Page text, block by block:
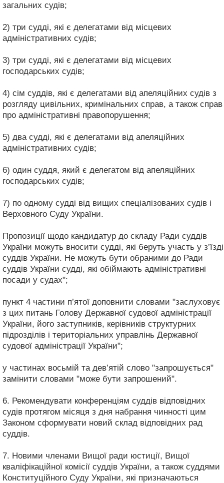
загальних судів;
2) три судді, які є делегатами від місцевих
адміністративних судів;
3) три судді, які є делегатами від місцевих
господарських судів;
4) сім суддів, які є делегатами від апеляційних судів з
розгляду цивільних, кримінальних справ, а також справ
про адміністративні правопорушення;
5) два судді, які є делегатами від апеляційних
адміністративних судів;
6) один суддя, який є делегатом від апеляційних
господарських судів;
7) по одному судді від вищих спеціалізованих судів і
Верховного Суду України.
Пропозиції щодо кандидатур до складу Ради суддів
України можуть вносити судді, які беруть участь у з’їзді
суддів України. Не можуть бути обраними до Ради
суддів України судді, які обіймають адміністративні
посади у судах";
пункт 4 частини п’ятої доповнити словами "заслуховує
з цих питань Голову Державної судової адміністрації
України, його заступників, керівників структурних
підрозділів і територіальних управлінь Державної
судової адміністрації України";
у частинах восьмій та дев’ятій слово "запрошується"
замінити словами "може бути запрошений".
6. Рекомендувати конференціям суддів відповідних
судів протягом місяця з дня набрання чинності цим
Законом сформувати новий склад відповідних рад
суддів.
7. Новими членами Вищої ради юстиції, Вищої
кваліфікаційної комісії суддів України, а також суддями
Конституційного Суду України, які призначаються